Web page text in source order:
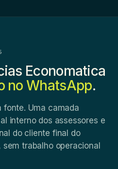
Economatica
no WhatsApp.
fonte. Uma camada
interno dos assessores e
do cliente final do
sem trabalho operacional